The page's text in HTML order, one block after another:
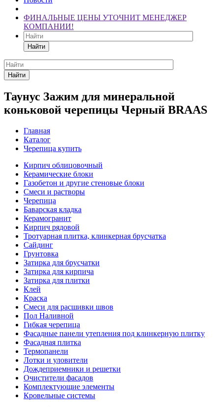
ФИНАЛЬНЫЕ ЦЕНЫ УТОЧНИТ МЕНЕДЖЕР
КОМПАНИИ!
Найти
Найти
Таунус Зажим для минеральной
коньковой черепицы Черный BRAAS
Главная
Каталог
Черепица купить
Кирпич облицовочный
Керамические блоки
Газобетон и другие стеновые блоки
Смеси и растворы
Черепица
Баварская кладка
Керамогранит
Кирпич рядовой
Тротуарная плитка, клинкерная брусчатка
Сайдинг
Грунтовка
Затирка для брусчатки
Затирка для кирпича
Затирка для плитки
Клей
Краска
Смеси для расшивки швов
Пол Наливной
Гибкая черепица
Фасадные панели утепления под клинкерную плитку
Фасадная плитка
Термопанели
Лотки и уловители
Дождеприемники и решетки
Очистители фасадов
Комплектующие элементы
Кровельные системы